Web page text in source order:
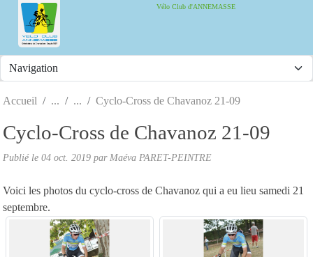
Vélo Club d'ANNEMASSE
Accueil Cyclo-Cross de Chavanoz 21-09
Cyclo-Cross de Chavanoz 21-09
Publié le 04 oct. 2019 par Maéva PARET-PEINTRE
Voici les photos du cyclo-cross de Chavanoz qui a eu lieu samedi 21
septembre.
Panneau de gestion des cookies